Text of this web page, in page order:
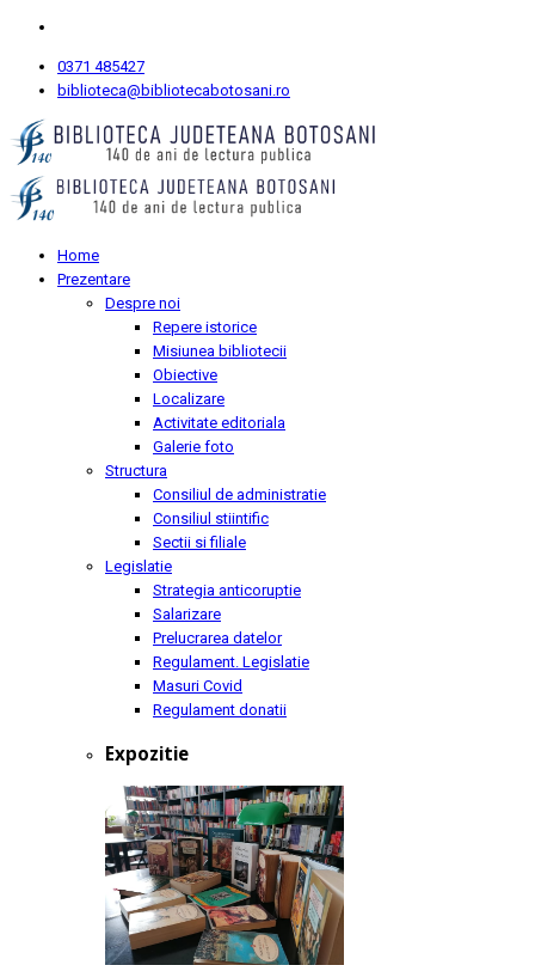
0371 485427
biblioteca@bibliotecabotosani.ro
Home
Prezentare
Despre noi
Repere istorice
Misiunea bibliotecii
Obiective
Localizare
Activitate editoriala
Galerie foto
Structura
Consiliul de administratie
Consiliul stiintific
Sectii si filiale
Legislatie
Strategia anticoruptie
Salarizare
Prelucrarea datelor
Regulament. Legislatie
Masuri Covid
Regulament donatii
Expozitie